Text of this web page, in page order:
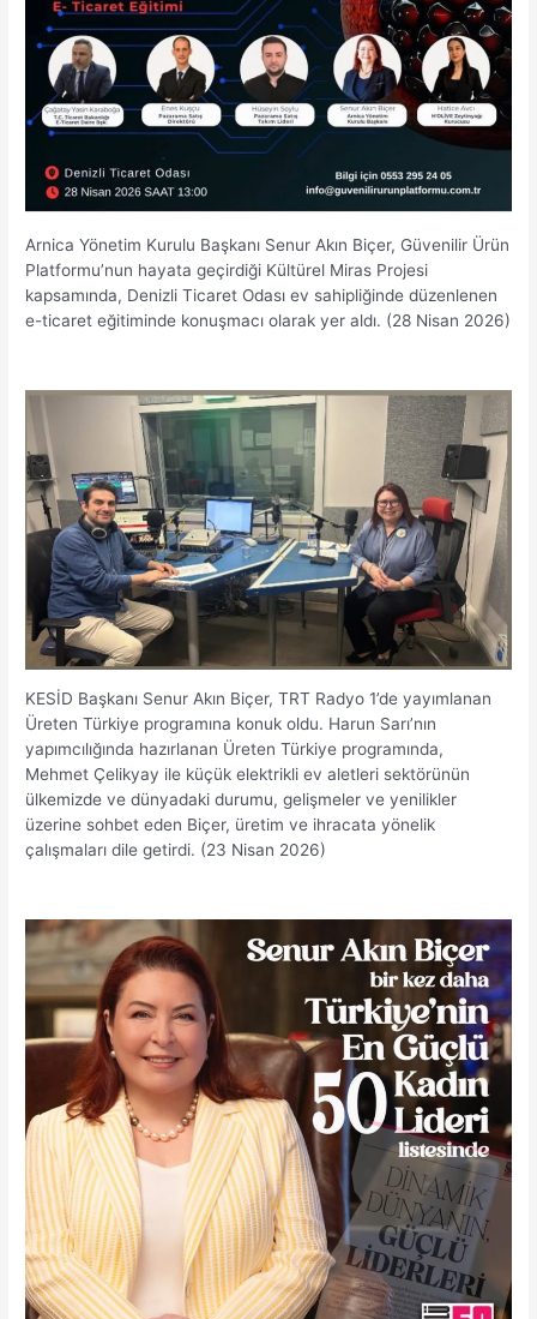
Arnica Yönetim Kurulu Başkanı Senur Akın Biçer, Güvenilir Ürün
Platformu’nun hayata geçirdiği Kültürel Miras Projesi
kapsamında, Denizli Ticaret Odası ev sahipliğinde düzenlenen
e-ticaret eğitiminde konuşmacı olarak yer aldı. (28 Nisan 2026)
KESİD Başkanı Senur Akın Biçer, TRT Radyo 1’de yayımlanan
Üreten Türkiye programına konuk oldu. Harun Sarı’nın
yapımcılığında hazırlanan Üreten Türkiye programında,
Mehmet Çelikyay ile küçük elektrikli ev aletleri sektörünün
ülkemizde ve dünyadaki durumu, gelişmeler ve yenilikler
üzerine sohbet eden Biçer, üretim ve ihracata yönelik
çalışmaları dile getirdi. (23 Nisan 2026)